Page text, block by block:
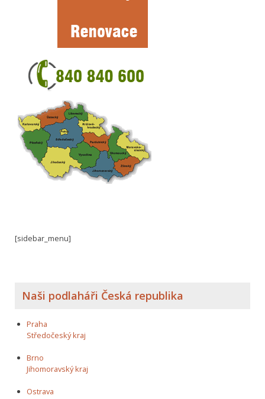
[sidebar_menu]
Naši podlaháři Česká republika
Praha
Středočeský kraj
Brno
Jihomoravský kraj
Ostrava